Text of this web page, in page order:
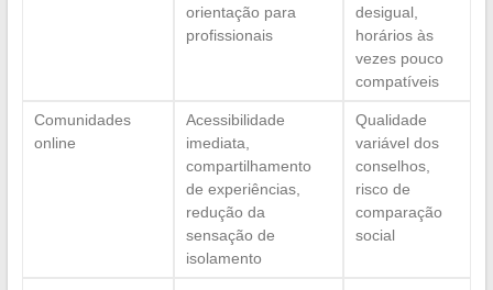
orientação para
profissionais
desigual,
horários às
vezes pouco
compatíveis
Comunidades
online
Acessibilidade
imediata,
compartilhamento
de experiências,
redução da
sensação de
isolamento
Qualidade
variável dos
conselhos,
risco de
comparação
social